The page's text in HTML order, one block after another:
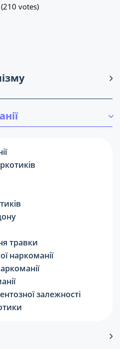
травки
наркоманії
залежності
votes)